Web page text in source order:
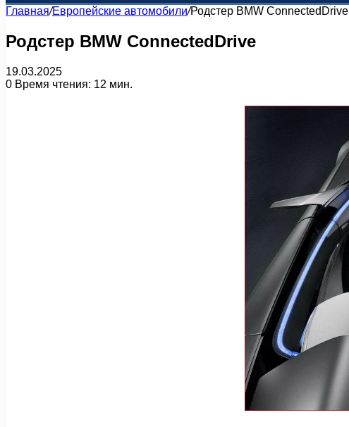
Главная/Европейские автомобили/Родстер BMW ConnectedDrive
Родстер BMW ConnectedDrive
19.03.2025
0 Время чтения: 12 мин.